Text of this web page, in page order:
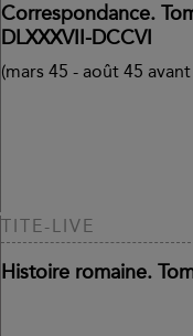
Correspondance.
DLXXXVII-DCCVI
(mars 45 - août 45 avant
TITE-LIVE
Histoire romaine.